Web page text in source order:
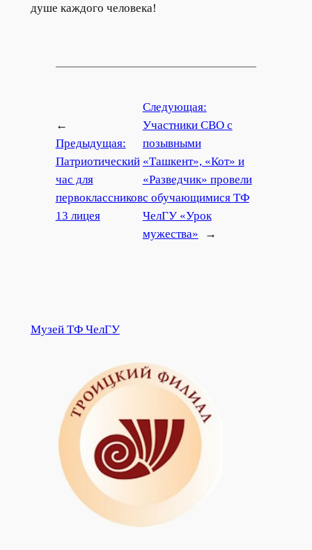
душе каждого человека!
←
Предыдущая:
Патриотический
час для
первоклассников
13 лицея
Следующая:
Участники СВО с
позывными
«Ташкент», «Кот» и
«Разведчик» провели
с обучающимися ТФ
ЧелГУ «Урок
мужества»
→
Музей ТФ ЧелГУ